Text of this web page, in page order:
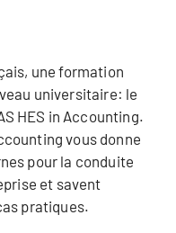
une formation
universitaire: le
HES in Accounting.
vous donne
pour la conduite
et savent
pratiques.